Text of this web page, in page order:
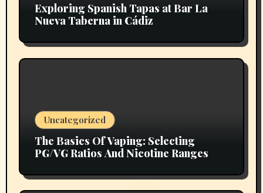
Exploring Spanish Tapas at Bar La
Nueva Taberna in Cádiz
Uncategorized
The Basics Of Vaping: Selecting
PG/VG Ratios And Nicotine Ranges